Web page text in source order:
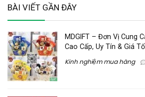
BÀI VIẾT GẦN ĐÂY
MDGIFT – Đơn Vị Cung
Cao Cấp, Uy Tín & Giá
Kinh nghiệm mua hàng